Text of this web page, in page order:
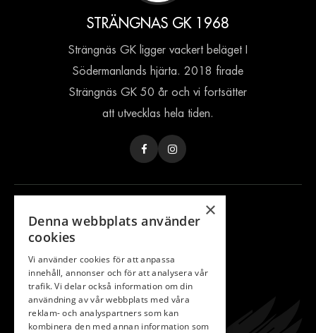
STRÄNGNAS GK 1968
Strängnäs GK ligger vackert beläget I
Södermanlands hjärta. 2018 firade
Strängnäs GK 50 år och vi fortsätter
att utvecklas hela tiden.
Klubben
Bli Medlem
Kontakta Oss
Slope
×
Denna webbplats använder
cookies
Vi använder cookies för att anpassa
innehåll, annonser och för att analysera vår
trafik. Vi delar också information om din
användning av vår webbplats med våra
reklam- och analyspartners som kan
kombinera den med annan information som